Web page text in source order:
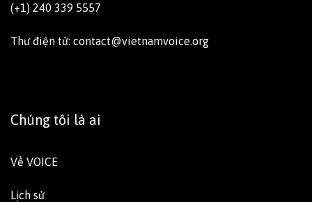
(+1) 240 339 5557
Thư điện tử: contact@vietnamvoice.org
Chúng tôi là ai
Về VOICE
Lịch sử